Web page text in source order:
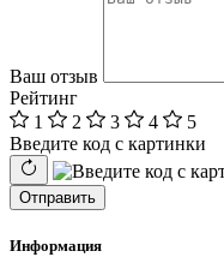
Ваш отзыв
Рейтинг
1
2 3 4
5
Введите код с картинки
Отправить
Информация